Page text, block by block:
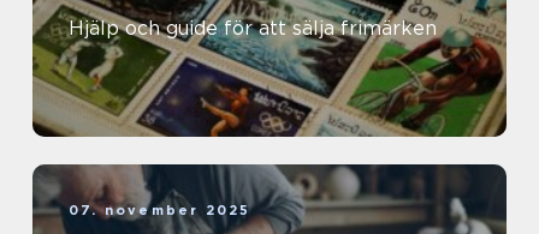
Hjälp och guide för att sälja frimärken
07. november 2025